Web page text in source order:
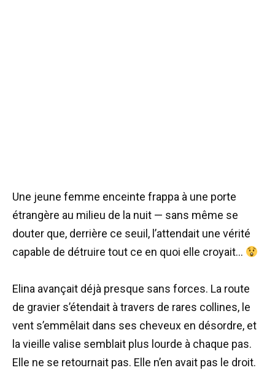
Une jeune femme enceinte frappa à une porte
étrangère au milieu de la nuit — sans même se
douter que, derrière ce seuil, l’attendait une vérité
capable de détruire tout ce en quoi elle croyait…
Elina avançait déjà presque sans forces. La route
de gravier s’étendait à travers de rares collines, le
vent s’emmêlait dans ses cheveux en désordre, et
la vieille valise semblait plus lourde à chaque pas.
Elle ne se retournait pas. Elle n’en avait pas le droit.